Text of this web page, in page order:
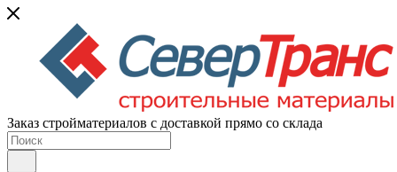
Заказ стройматериалов с доставкой прямо со склада